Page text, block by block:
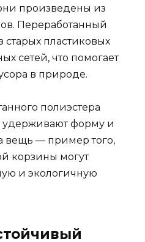
произведены из
Переработанный
старых пластиковых
сетей, что помогает
в природе.
полиэстера
удерживают форму и
вещь — пример того,
корзины могут
и экологичную